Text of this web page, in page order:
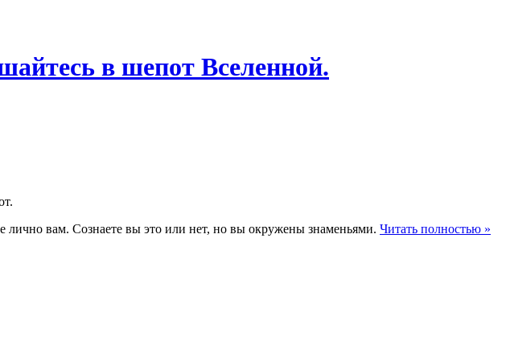
в шепот Вселенной.
лично вам. Сознаете вы это или нет, но вы окружены знаменьями. Читать полностью »